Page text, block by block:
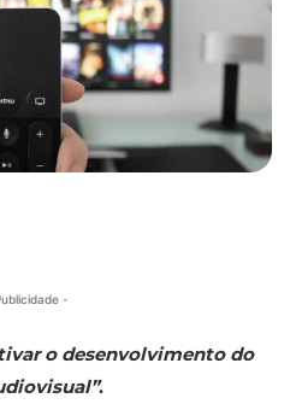
-
o desenvolvimento do
.